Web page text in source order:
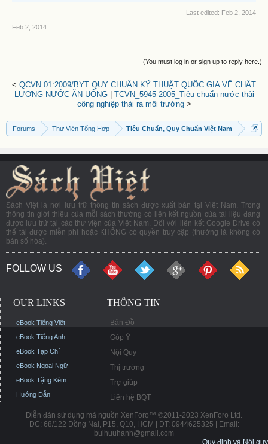
Last edited: Feb 2, 2014
Feb 2, 2014
(You must log in or sign up to reply here.)
< QCVN 01:2009/BYT QUY CHUẨN KỸ THUẬT QUỐC GIA VỀ CHẤT
LƯỢNG NƯỚC ĂN UỐNG| TCVN_5945-2005_Tiêu chuẩn nước thải
công nghiệp thải ra môi trường>
Forums Thư Viện Tổng Hợp Tiêu Chuẩn, Quy Chuẩn Việt Nam
Sách Việt là nơi lưu trữ thông tin sách được xuất bản tại Việt Nam. Trong
thông tin giới thiệu của mỗi sách thường có liên kết nguồn của tài liệu đang
được lưu trữ tại các thư viện của Việt Nam. Đối với liên kết Google Drive có
thể tải được miễn phí hoặc KHÔNG có quyền truy cập (thường là không có
bản số hóa).
FOLLOW US
OUR LINKS
eBook Tiếng Việt
eBook Tiếng Anh
eBook Tạp Chí
eBook Ngoại Ngữ
eBook Tặng Kèm
Hướng Dẫn
THÔNG TIN
Bản Đồ
Góp Ý
Nội Quy
Thị trường
Trợ giúp
Liên hệ BQT
Diễn đàn sử dụng mã nguồn XenForo™ ©2011-2023 XenForo Ltd.
ĐC: 68/122 Đồng Nai, P15, Q10, HCM | ĐT: 0944625325 | Email:
buihuuhanh@gmail.com
Quy định và Nội quy